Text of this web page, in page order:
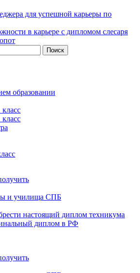
для успешной карьеры по
в карьере с дипломом слесаря
образовании
класс
класс
и училища СПБ
настоящий диплом техникума
диплом в РФ